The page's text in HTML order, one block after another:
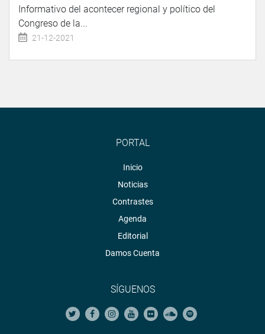
Informativo del acontecer regional y político del
Congreso de la...
21-12-2021
PORTAL
Inicio
Noticias
Contrastes
Agenda
Editorial
Damos Cuenta
SÍGUENOS